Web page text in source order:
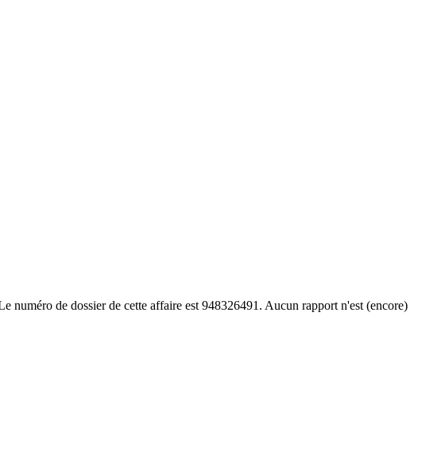
numéro de dossier de cette affaire est 948326491. Aucun rapport n'est (encore)